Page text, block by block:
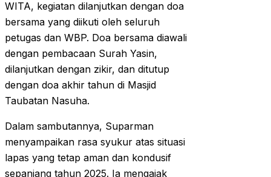
WITA, kegiatan dilanjutkan dengan doa
bersama yang diikuti oleh seluruh
petugas dan WBP. Doa bersama diawali
dengan pembacaan Surah Yasin,
dilanjutkan dengan zikir, dan ditutup
dengan doa akhir tahun di Masjid
Taubatan Nasuha.
Dalam sambutannya, Suparman
menyampaikan rasa syukur atas situasi
lapas yang tetap aman dan kondusif
sepanjang tahun 2025. Ia mengajak